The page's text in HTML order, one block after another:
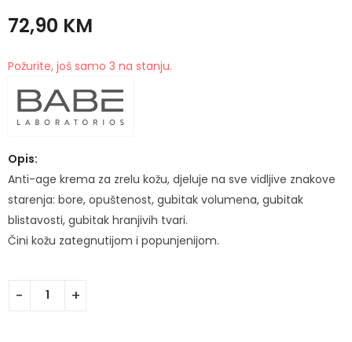
72,90 KM
Požurite, još samo 3 na stanju.
Opis:
Anti-age krema za zrelu kožu, djeluje na sve vidljive znakove
starenja: bore, opuštenost, gubitak volumena, gubitak
blistavosti, gubitak hranjivih tvari.
Čini kožu zategnutijom i popunjenijom.